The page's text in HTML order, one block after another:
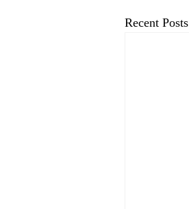
Recent Posts